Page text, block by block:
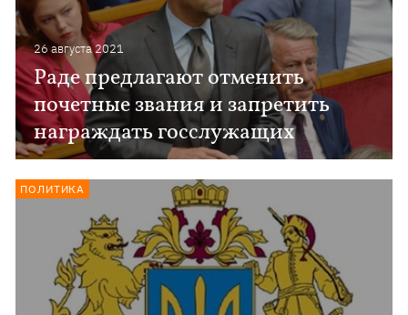
26 августа 2021
Раде предлагают отменить
почетные звания и запретить
награждать госслужащих
ПОЛИТИКА